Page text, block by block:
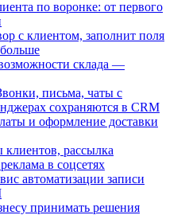
по воронке: от первого
с клиентом, заполнит поля
склада —
письма, чаты с
сохраняются в CRM
и оформление доставки
клиентов, рассылка
в соцсетях
автоматизации записи
принимать решения